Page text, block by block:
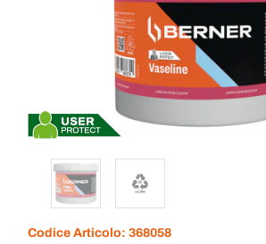
Codice Articolo: 368058